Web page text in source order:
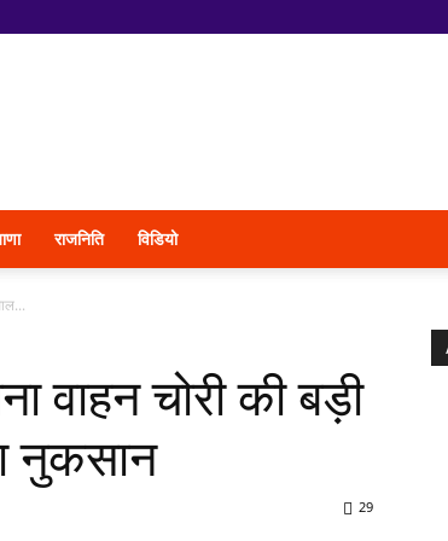
राजनिति विडियो
वाहन चोरी की बड़ी
नुकसान
29